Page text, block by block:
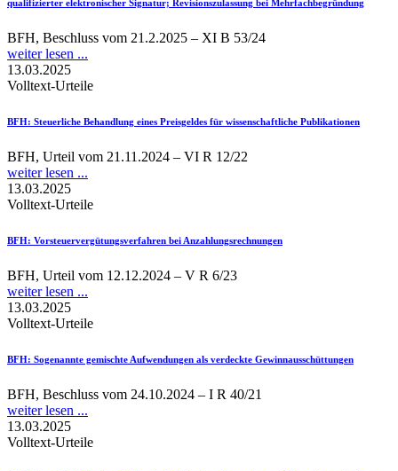
qualifizierter elektronischer Signatur; Revisionszulassung bei Mehrfachbegründung
BFH, Beschluss vom 21.2.2025 – XI B 53/24
weiter lesen ...
13.03.2025
Volltext-Urteile
BFH: Steuerliche Behandlung eines Preisgeldes für wissenschaftliche Publikationen
BFH, Urteil vom 21.11.2024 – VI R 12/22
weiter lesen ...
13.03.2025
Volltext-Urteile
BFH: Vorsteuervergütungsverfahren bei Anzahlungsrechnungen
BFH, Urteil vom 12.12.2024 – V R 6/23
weiter lesen ...
13.03.2025
Volltext-Urteile
BFH: Sogenannte gemischte Aufwendungen als verdeckte Gewinnausschüttungen
BFH, Beschluss vom 24.10.2024 – I R 40/21
weiter lesen ...
13.03.2025
Volltext-Urteile